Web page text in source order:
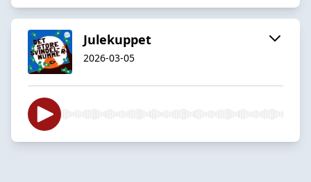
Julekuppet
2026-03-05